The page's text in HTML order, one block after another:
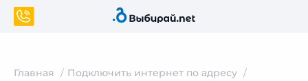
Главная
Подключить интернет по адресу